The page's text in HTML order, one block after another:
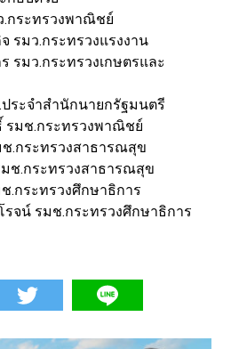
กระทรวงพาณิชย์
รมว.กระทรวงแรงงาน
รมว.กระทรวงเกษตรและ
ระจำสำนักนายกรัฐมนตรี
มช.กระทรวงพาณิชย์
.กระทรวงสาธารณสุข
ช.กระทรวงสาธารณสุข
.กระทรวงศึกษาธิการ
จน์ รมช.กระทรวงศึกษาธิการ